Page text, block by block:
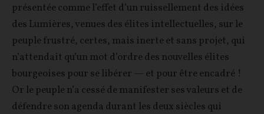
présentée comme l’effet d’un ruissellement des idées
des Lumières, venues des élites intellectuelles, sur le
peuple frustré, certes, mais inerte et sans projet, qui
n’attendait qu’un mot d’ordre des nouvelles élites
bourgeoises pour se libérer — et pour être encadré !
Or le peuple n’a cessé de manifester ses valeurs et de
défendre son agenda durant les deux siècles qui